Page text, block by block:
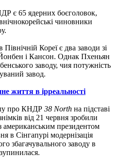
є 65 ядерних боєголовок,
чиновники
Кореї є два заводи зі
і Кансон. Однак Пхеньян
заводу, чия потужність
завод.
життя в ірреальності
про КНДР 38 North на підставі
від 21 червня зробили
американським президентом
в Сінгапурі модернізація
збагачувального заводу в